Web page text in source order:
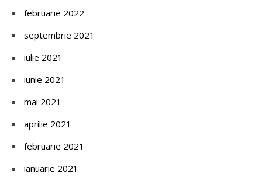
februarie 2022
septembrie 2021
iulie 2021
iunie 2021
mai 2021
aprilie 2021
februarie 2021
ianuarie 2021